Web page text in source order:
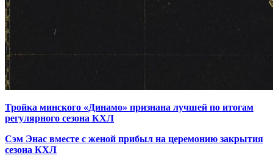
Тройка минского «Динамо» признана лучшей по итогам
регулярного сезона КХЛ
Сэм Энас вместе с женой прибыл на церемонию закрытия
сезона КХЛ